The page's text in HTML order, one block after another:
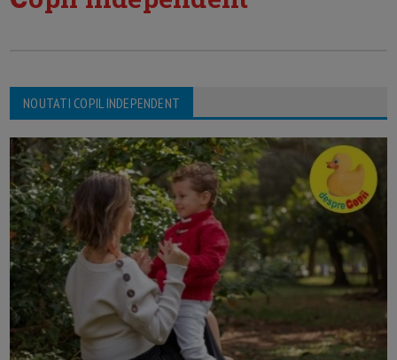
NOUTATI COPIL INDEPENDENT